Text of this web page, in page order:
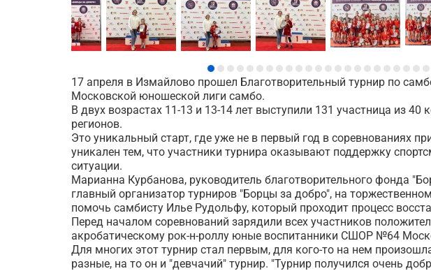
17 апреля в Измайлово прошел Благотворительный турнир по
Московской юношеской лиги самбо.
В двух возрастах 11-13 и 13-14 лет выступили 131 участница из
регионов.
Это уникальный старт, где уже не в первый год в соревнованиях
уникален тем, что участники турнира оказывают поддержку
ситуации.
Марианна Курбанова, руководитель благотворительного фонда
главный организатор турниров "Борцы за добро", на
помочь самбисту Илье Рудольфу, который проходит процесс
Перед началом соревнований зарядили всех участников
акробатическому рок-н-роллу юные воспитанники СШОР №64
Для многих этот турнир стал первым, для кого-то на нем
разные, на то он и "девчачий" турнир. "Турнир получился очень